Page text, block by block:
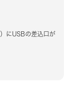
にUSBの差込口が